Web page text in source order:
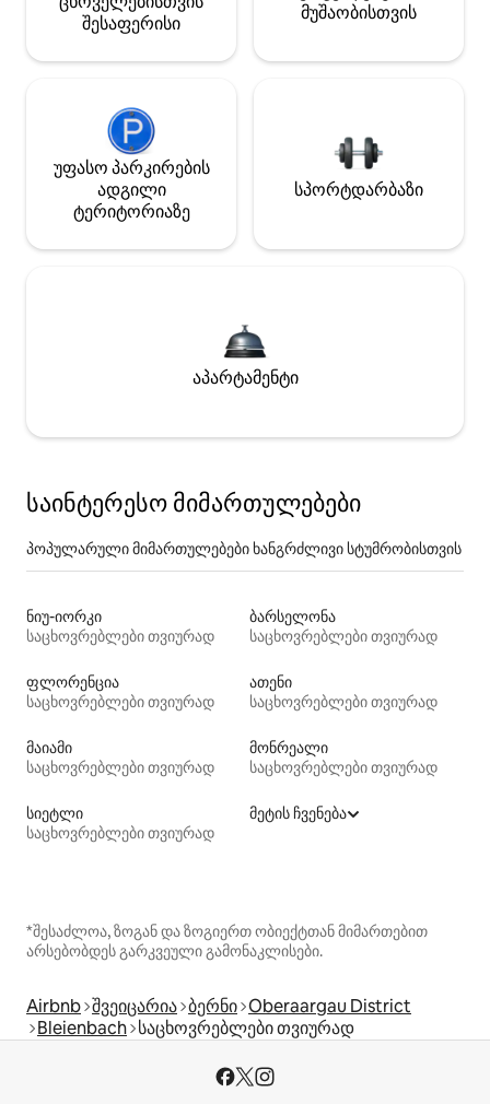
შესაფერისი
მუშაობისთვის
უფასო პარკირების
ადგილი
ტერიტორიაზე
სპორტდარბაზი
აპარტამენტი
საინტერესო მიმართულებები
პოპულარული მიმართულებები ხანგრძლივი სტუმრობისთვის
ნიუ-იორკი
საცხოვრებლები თვიურად
ბარსელონა
საცხოვრებლები თვიურად
ფლორენცია
საცხოვრებლები თვიურად
ათენი
საცხოვრებლები თვიურად
მაიამი
საცხოვრებლები თვიურად
მონრეალი
საცხოვრებლები თვიურად
სიეტლი
საცხოვრებლები თვიურად
მეტის ჩვენება
*შესაძლოა, ზოგან და ზოგიერთ ობიექტთან მიმართებით
არსებობდეს გარკვეული გამონაკლისები.
Airbnb შვეიცარია ბერნი Oberaargau District
Bleienbach საცხოვრებლები თვიურად